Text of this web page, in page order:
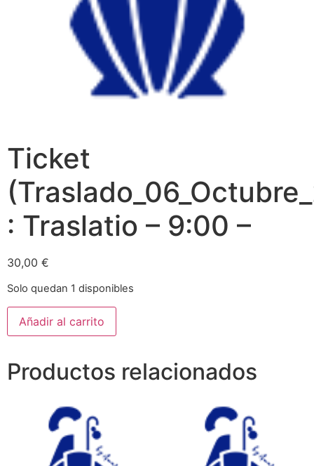
Ticket
: Traslatio – 9:00 –
30,00 €
Solo quedan 1 disponibles
Añadir al carrito
Productos relacionados